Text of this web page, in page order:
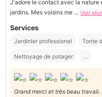
J'adore le contact avec la nature
jardins. Mes voisins me ... Voir
Services
JardinIer professionel Tonte
Nettoyage de potager ...
Grand merci et très beau